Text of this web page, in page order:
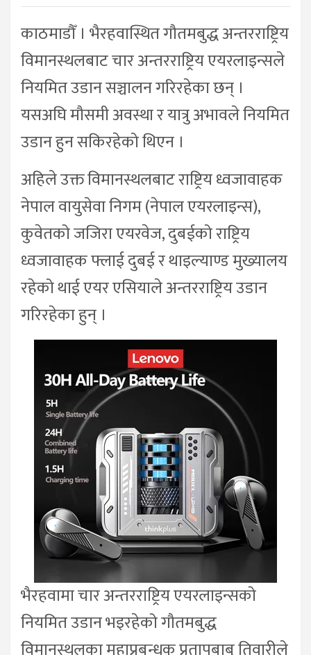
काठमाडौँ । भैरहवास्थित गौतमबुद्ध अन्तरराष्ट्रिय
विमानस्थलबाट चार अन्तरराष्ट्रिय एयरलाइन्सले
नियमित उडान सञ्चालन गरिरहेका छन् ।
यसअघि मौसमी अवस्था र यात्रु अभावले नियमित
उडान हुन सकिरहेको थिएन ।
अहिले उक्त विमानस्थलबाट राष्ट्रिय ध्वजावाहक
नेपाल वायुसेवा निगम (नेपाल एयरलाइन्स),
कुवेतको जजिरा एयरवेज, दुबईको राष्ट्रिय
ध्वजावाहक फ्लाई दुबई र थाइल्याण्ड मुख्यालय
रहेको थाई एयर एसियाले अन्तरराष्ट्रिय उडान
गरिरहेका हुन् ।
भैरहवामा चार अन्तरराष्ट्रिय एयरलाइन्सको
नियमित उडान भइरहेको गौतमबुद्ध